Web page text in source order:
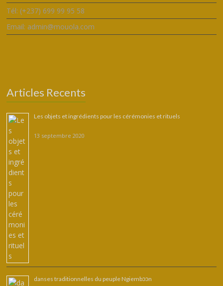
Tél: (+237) 699 99 95 58
Email: admin@mouola.com
Articles Recents
Les objets et ingrédients pour les cérémonies et rituels
13 septembre 2020
danses traditionnelles du peuple Ngiembͻͻn